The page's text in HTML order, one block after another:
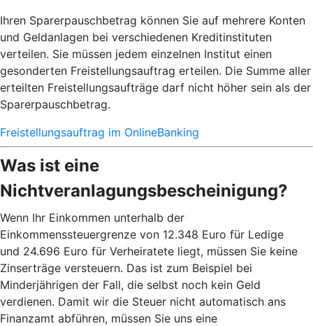
Ihren Sparerpauschbetrag können Sie auf mehrere Konten
und Geldanlagen bei verschiedenen Kreditinstituten
verteilen. Sie müssen jedem einzelnen Institut einen
gesonderten Freistellungsauftrag erteilen. Die Summe aller
erteilten Freistellungsaufträge darf nicht höher sein als der
Sparerpauschbetrag.
Freistellungsauftrag im OnlineBanking
Was ist eine
Nichtveranlagungsbescheinigung?
Wenn Ihr Einkommen unterhalb der
Einkommenssteuergrenze von 12.348 Euro für Ledige
und 24.696 Euro für Verheiratete liegt, müssen Sie keine
Zinserträge versteuern. Das ist zum Beispiel bei
Minderjährigen der Fall, die selbst noch kein Geld
verdienen. Damit wir die Steuer nicht automatisch ans
Finanzamt abführen, müssen Sie uns eine